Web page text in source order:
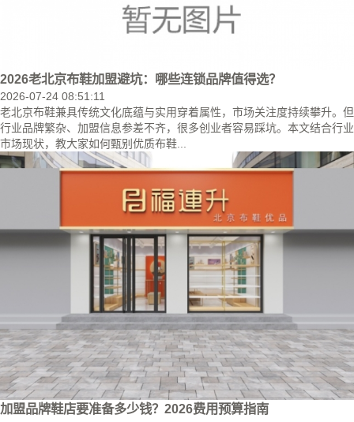
2026老北京布鞋加盟避坑：哪些连锁品牌值得选？
2026-07-24 08:51:11
老北京布鞋兼具传统文化底蕴与实用穿着属性，市场关注度持续攀升。但
行业品牌繁杂、加盟信息参差不齐，很多创业者容易踩坑。本文结合行业
市场现状，教大家如何甄别优质布鞋...
加盟品牌鞋店要准备多少钱？2026费用预算指南